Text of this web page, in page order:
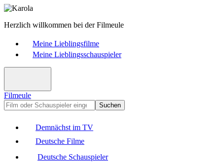
Herzlich willkommen bei der Filmeule
Meine Lieblingsfilme
Meine Lieblingsschauspieler
Filmeule
Suchen
Demnächst im TV
Deutsche Filme
Deutsche Schauspieler